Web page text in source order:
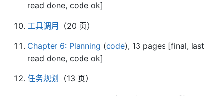
read done, code ok]
工具调用 （20 页）
Chapter 6: Planning (code), 13 pages [final, last
read done, code ok]
任务规划 （13 页）